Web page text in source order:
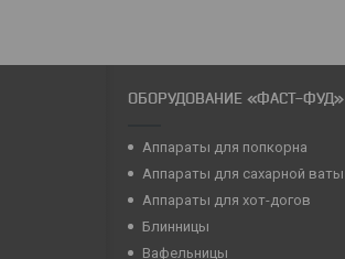
ОБОРУДОВАНИЕ «ФАСТ-ФУД»
Аппараты для попкорна
Аппараты для сахарной ваты
Аппараты для хот-догов
Блинницы
Вафельницы